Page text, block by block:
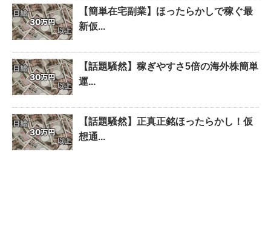
【簡単在宅副業】ほったらかしで稼ぐ最
新仮...
【話題騒然】稼ぎやすさ5倍の海外株簡単
運...
【話題騒然】正真正銘ほったらかし！仮
想通...